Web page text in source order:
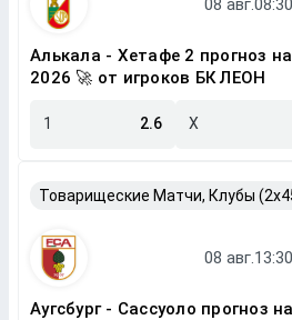
Алькала - Хетафе 2 прогноз
2026 🚀 от игроков БК ЛЕОН
1 2.6 X
Аугсбург - Сассуоло прогноз